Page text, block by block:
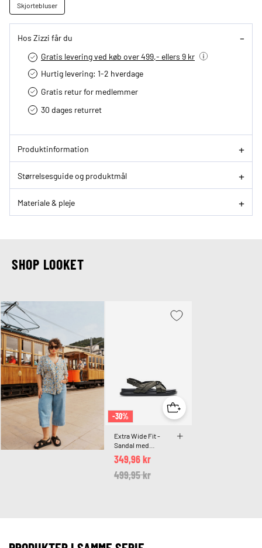
Skjortebluser
Hos Zizzi får du
Gratis levering ved køb over 499,- ellers 9 kr
Hurtig levering­: 1-2 hverdage
Gratis retur for medlemmer
30 dages returret
Produktinformation
Størrelsesguide og produktmål
Materiale & pleje
SHOP LOOKET
-30%
Extra Wide Fit -
Sandal med
knudedetalje
Price reduced from
499,95 kr
349,96 kr